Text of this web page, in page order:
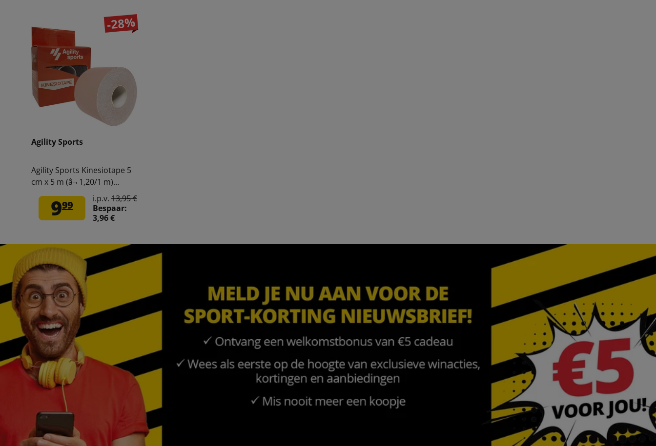
-28%
Agility Sports
Agility Sports Kinesiotape 5
cm x 5 m (â¬ 1,20/1 m)
228442
999 i.p.v. 13,95 €
Bespaar:
3,96 €